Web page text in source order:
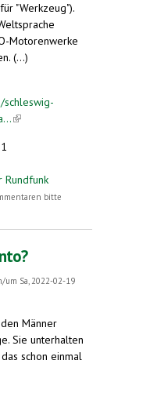
"Werkzeug").
Motorenwerke
(...)
schleswig-
(link is external)
Rundfunk
Pinneberg machen
bitte
um Sa, 2022-02-19
Männer
Sie unterhalten
schon einmal